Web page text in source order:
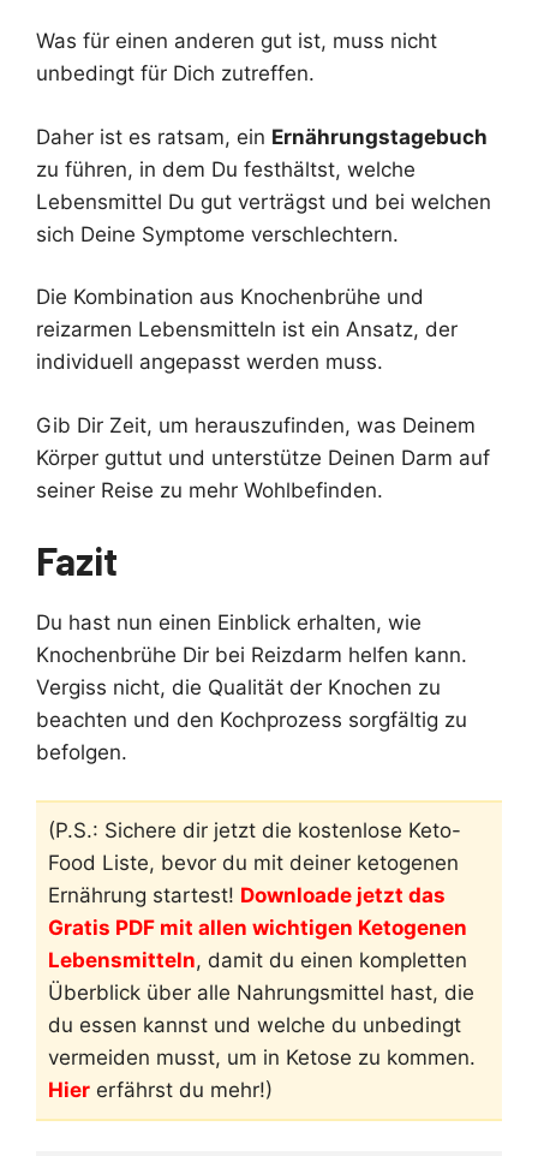
Was für einen anderen gut ist, muss nicht
unbedingt für Dich zutreffen.
Daher ist es ratsam, ein Ernährungstagebuch
zu führen, in dem Du festhältst, welche
Lebensmittel Du gut verträgst und bei welchen
sich Deine Symptome verschlechtern.
Die Kombination aus Knochenbrühe und
reizarmen Lebensmitteln ist ein Ansatz, der
individuell angepasst werden muss.
Gib Dir Zeit, um herauszufinden, was Deinem
Körper guttut und unterstütze Deinen Darm auf
seiner Reise zu mehr Wohlbefinden.
Fazit
Du hast nun einen Einblick erhalten, wie
Knochenbrühe Dir bei Reizdarm helfen kann.
Vergiss nicht, die Qualität der Knochen zu
beachten und den Kochprozess sorgfältig zu
befolgen.
(P.S.: Sichere dir jetzt die kostenlose Keto-
Food Liste, bevor du mit deiner ketogenen
Ernährung startest! Downloade jetzt das
Gratis PDF mit allen wichtigen Ketogenen
Lebensmitteln, damit du einen kompletten
Überblick über alle Nahrungsmittel hast, die
du essen kannst und welche du unbedingt
vermeiden musst, um in Ketose zu kommen.
Hier erfährst du mehr!)